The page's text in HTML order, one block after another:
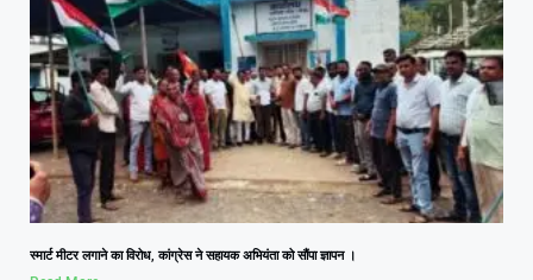
स्मार्ट मीटर लगाने का विरोध, कांग्रेस ने सहायक अभियंता को सौंपा ज्ञापन ।